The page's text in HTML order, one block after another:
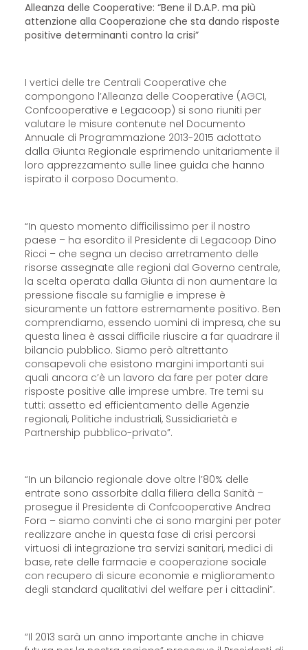
Alleanza delle Cooperative: “Bene il D.A.P. ma più
attenzione alla Cooperazione che sta dando risposte
positive determinanti contro la crisi”
I vertici delle tre Centrali Cooperative che
compongono l’Alleanza delle Cooperative (AGCI,
Confcooperative e Legacoop) si sono riuniti per
valutare le misure contenute nel Documento
Annuale di Programmazione 2013-2015 adottato
dalla Giunta Regionale esprimendo unitariamente il
loro apprezzamento sulle linee guida che hanno
ispirato il corposo Documento.
“In questo momento difficilissimo per il nostro
paese – ha esordito il Presidente di Legacoop Dino
Ricci – che segna un deciso arretramento delle
risorse assegnate alle regioni dal Governo centrale,
la scelta operata dalla Giunta di non aumentare la
pressione fiscale su famiglie e imprese è
sicuramente un fattore estremamente positivo. Ben
comprendiamo, essendo uomini di impresa, che su
questa linea è assai difficile riuscire a far quadrare il
bilancio pubblico. Siamo però altrettanto
consapevoli che esistono margini importanti sui
quali ancora c’è un lavoro da fare per poter dare
risposte positive alle imprese umbre. Tre temi su
tutti: assetto ed efficientamento delle Agenzie
regionali, Politiche industriali, Sussidiarietà e
Partnership pubblico-privato”.
“In un bilancio regionale dove oltre l’80% delle
entrate sono assorbite dalla filiera della Sanità –
prosegue il Presidente di Confcooperative Andrea
Fora – siamo convinti che ci sono margini per poter
realizzare anche in questa fase di crisi percorsi
virtuosi di integrazione tra servizi sanitari, medici di
base, rete delle farmacie e cooperazione sociale
con recupero di sicure economie e miglioramento
degli standard qualitativi del welfare per i cittadini”.
“Il 2013 sarà un anno importante anche in chiave